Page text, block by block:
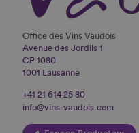
Office des Vins Vaudois
Avenue des Jordils 1
CP 1080
1001 Lausanne
+41 21 614 25 80
info@vins-vaudois.com